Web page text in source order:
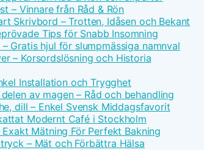
– Vinnare från Råd & Rön
Skrivbord – Trotten, Idåsen och Bekant
Tips för Snabb Insomning
Gratis hjul för slumpmässiga namnval
– Korsordslösning och Historia
Installation och Trygghet
av magen – Råd och behandling
dill – Enkel Svensk Middagsfavorit
Modernt Café i Stockholm
Mätning För Perfekt Bakning
– Mät och Förbättra Hälsa